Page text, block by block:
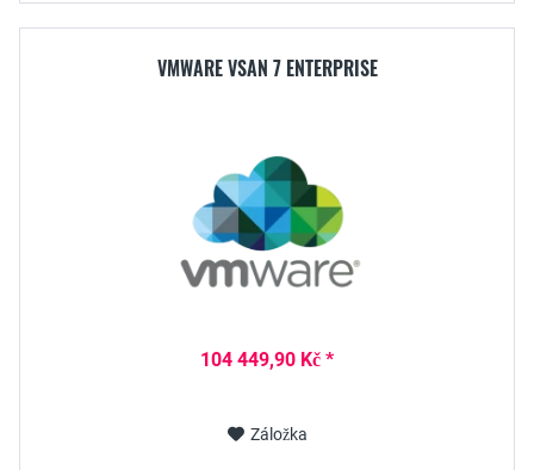
VMWARE VSAN 7 ENTERPRISE
104 449,90 Kč *
Záložka